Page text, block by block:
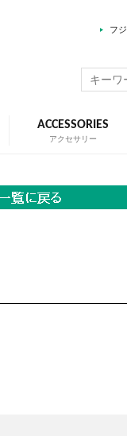
フ
ACCESSORIES
アクセサリー